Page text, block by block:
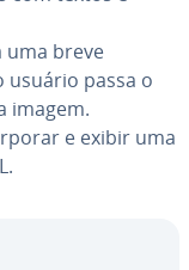
uma breve
usuário passa o
imagem.
e exibir uma